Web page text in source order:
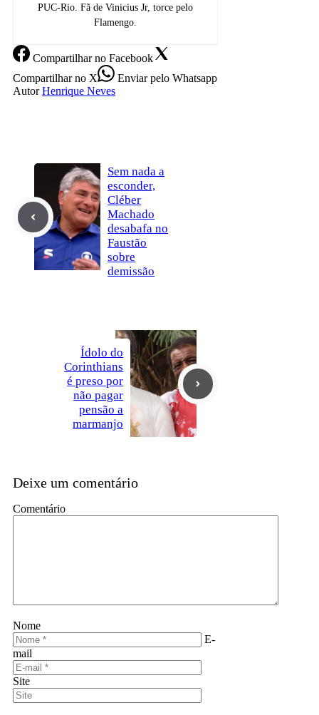
PUC-Rio. Fã de Vinicius Jr, torce pelo
Flamengo.
Compartilharno Facebook
Compartilharno X Enviarpelo Whatsapp
Autor Henrique Neves
Sem nada a
esconder,
Cléber
Machado
desabafa no
Faustão
sobre
demissão
Ídolo do
Corinthians
é preso por
não pagar
pensão a
marmanjo
Deixe um comentário
Comentário
Nome
E-
mail
Site